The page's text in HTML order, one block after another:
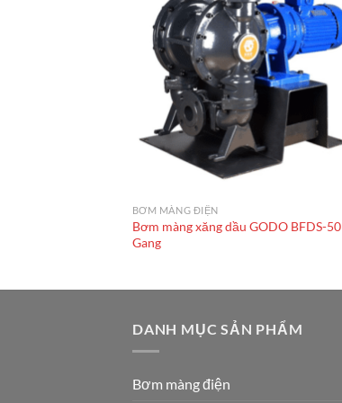
BƠM MÀNG ĐIỆN
Bơm màng xăng dầu GODO BFDS-50
Gang
DANH MỤC SẢN PHẨM
Bơm màng điện